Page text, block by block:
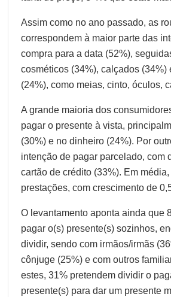
Assim como no ano passado, as
correspondem à maior parte das
compra para a data (52%),
cosméticos (34%), calçados (34%)
(24%), como meias, cinto, óculos,
A grande maioria dos
pagar o presente à vista,
(30%) e no dinheiro (24%). Por
intenção de pagar parcelado, com
cartão de crédito (33%). Em
prestações, com crescimento de
O levantamento aponta ainda que
pagar o(s) presente(s) sozinhos,
dividir, sendo com irmãos/irmãs
cônjuge (25%) e com outros
estes, 31% pretendem dividir o
presente(s) para dar um presente